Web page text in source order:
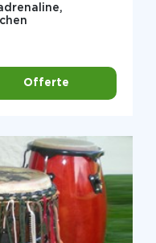
Offerte